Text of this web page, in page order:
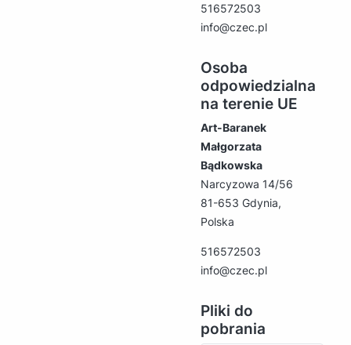
516572503
info@czec.pl
Osoba
odpowiedzialna
na terenie UE
Art-Baranek
Małgorzata
Bądkowska
Narcyzowa 14/56
81-653 Gdynia,
Polska
516572503
info@czec.pl
Pliki do
pobrania